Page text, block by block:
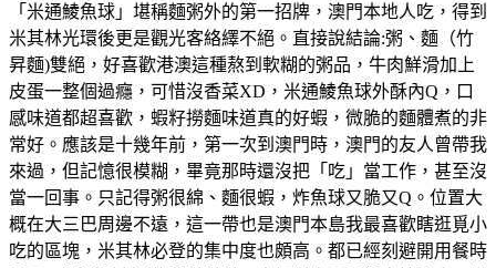
「米通鯪魚球」堪稱麵粥外的第一招牌，澳門本地人吃，得到
米其林光環後更是觀光客絡繹不絕。直接說結論:粥、麵（竹
昇麵)雙絕，好喜歡港澳這種熬到軟糊的粥品，牛肉鮮滑加上
皮蛋一整個過癮，可惜沒香菜XD，米通鯪魚球外酥內Q，口
感味道都超喜歡，蝦籽撈麵味道真的好蝦，微脆的麵體煮的非
常好。應該是十幾年前，第一次到澳門時，澳門的友人曾帶我
來過，但記憶很模糊，畢竟那時還沒把「吃」當工作，甚至沒
當一回事。只記得粥很綿、麵很蝦，炸魚球又脆又Q。位置大
概在大三巴周邊不遠，這一帶也是澳門本島我最喜歡瞎逛覓小
吃的區塊，米其林必登的集中度也頗高。都已經刻避開用餐時